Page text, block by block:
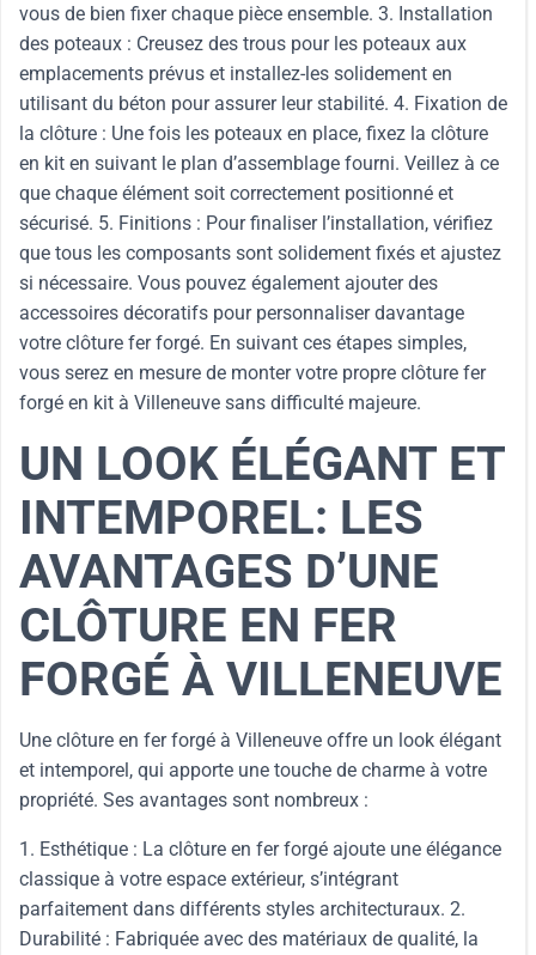
vous de bien fixer chaque pièce ensemble. 3. Installation
des poteaux : Creusez des trous pour les poteaux aux
emplacements prévus et installez-les solidement en
utilisant du béton pour assurer leur stabilité. 4. Fixation de
la clôture : Une fois les poteaux en place, fixez la clôture
en kit en suivant le plan d’assemblage fourni. Veillez à ce
que chaque élément soit correctement positionné et
sécurisé. 5. Finitions : Pour finaliser l’installation, vérifiez
que tous les composants sont solidement fixés et ajustez
si nécessaire. Vous pouvez également ajouter des
accessoires décoratifs pour personnaliser davantage
votre clôture fer forgé. En suivant ces étapes simples,
vous serez en mesure de monter votre propre clôture fer
forgé en kit à Villeneuve sans difficulté majeure.
UN LOOK ÉLÉGANT ET
INTEMPOREL: LES
AVANTAGES D’UNE
CLÔTURE EN FER
FORGÉ À VILLENEUVE
Une clôture en fer forgé à Villeneuve offre un look élégant
et intemporel, qui apporte une touche de charme à votre
propriété. Ses avantages sont nombreux :
1. Esthétique : La clôture en fer forgé ajoute une élégance
classique à votre espace extérieur, s’intégrant
parfaitement dans différents styles architecturaux. 2.
Durabilité : Fabriquée avec des matériaux de qualité, la